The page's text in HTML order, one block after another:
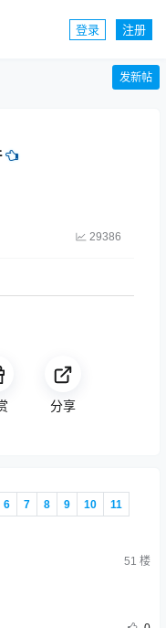
登录 注册
发新帖
29386
分享
6 7 8 9 10
11
51 楼